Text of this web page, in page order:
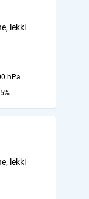
lekki
hPa
lekki